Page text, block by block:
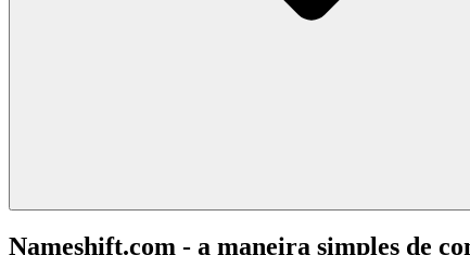
Nameshift.com - a maneira simples de